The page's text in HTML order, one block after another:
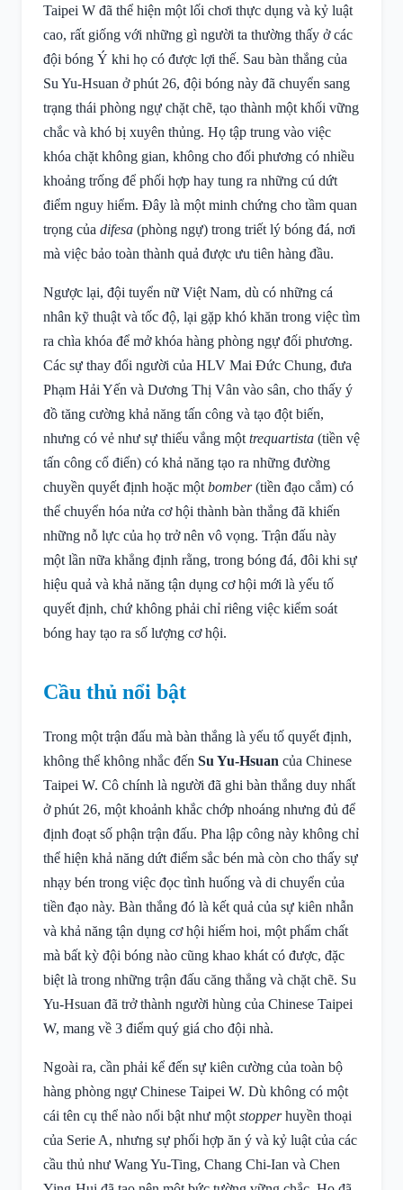
Taipei W đã thể hiện một lối chơi thực dụng và kỷ luật
cao, rất giống với những gì người ta thường thấy ở các
đội bóng Ý khi họ có được lợi thế. Sau bàn thắng của
Su Yu-Hsuan ở phút 26, đội bóng này đã chuyển sang
trạng thái phòng ngự chặt chẽ, tạo thành một khối vững
chắc và khó bị xuyên thủng. Họ tập trung vào việc
khóa chặt không gian, không cho đối phương có nhiều
khoảng trống để phối hợp hay tung ra những cú dứt
điểm nguy hiểm. Đây là một minh chứng cho tầm quan
trọng của difesa (phòng ngự) trong triết lý bóng đá, nơi
mà việc bảo toàn thành quả được ưu tiên hàng đầu.
Ngược lại, đội tuyển nữ Việt Nam, dù có những cá
nhân kỹ thuật và tốc độ, lại gặp khó khăn trong việc tìm
ra chìa khóa để mở khóa hàng phòng ngự đối phương.
Các sự thay đổi người của HLV Mai Đức Chung, đưa
Phạm Hải Yến và Dương Thị Vân vào sân, cho thấy ý
đồ tăng cường khả năng tấn công và tạo đột biến,
nhưng có vẻ như sự thiếu vắng một trequartista (tiền vệ
tấn công cổ điển) có khả năng tạo ra những đường
chuyền quyết định hoặc một bomber(tiền đạo cắm) có
thể chuyển hóa nửa cơ hội thành bàn thắng đã khiến
những nỗ lực của họ trở nên vô vọng. Trận đấu này
một lần nữa khẳng định rằng, trong bóng đá, đôi khi sự
hiệu quả và khả năng tận dụng cơ hội mới là yếu tố
quyết định, chứ không phải chỉ riêng việc kiểm soát
bóng hay tạo ra số lượng cơ hội.
Cầu thủ nổi bật
Trong một trận đấu mà bàn thắng là yếu tố quyết định,
không thể không nhắc đến Su Yu-Hsuan của Chinese
Taipei W. Cô chính là người đã ghi bàn thắng duy nhất
ở phút 26, một khoảnh khắc chớp nhoáng nhưng đủ để
định đoạt số phận trận đấu. Pha lập công này không chỉ
thể hiện khả năng dứt điểm sắc bén mà còn cho thấy sự
nhạy bén trong việc đọc tình huống và di chuyển của
tiền đạo này. Bàn thắng đó là kết quả của sự kiên nhẫn
và khả năng tận dụng cơ hội hiếm hoi, một phẩm chất
mà bất kỳ đội bóng nào cũng khao khát có được, đặc
biệt là trong những trận đấu căng thẳng và chặt chẽ. Su
Yu-Hsuan đã trở thành người hùng của Chinese Taipei
W, mang về 3 điểm quý giá cho đội nhà.
Ngoài ra, cần phải kể đến sự kiên cường của toàn bộ
hàng phòng ngự Chinese Taipei W. Dù không có một
cái tên cụ thể nào nổi bật như một stopperhuyền thoại
của Serie A, nhưng sự phối hợp ăn ý và kỷ luật của các
cầu thủ như Wang Yu-Ting, Chang Chi-Ian và Chen